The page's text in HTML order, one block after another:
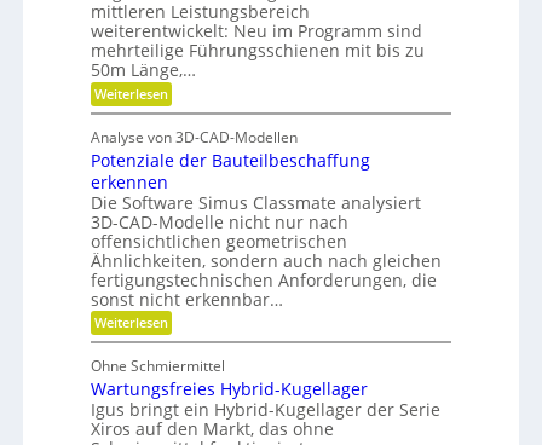
d
P
l
a
t
z
b
u
n
d
H
a
u
l
i
k
i
m
V
e
r
g
a
t
u
r
e
t
e
h
n
i
k
t
s
t
o
f
f
a
f
ä
l
l
e
v
e
r
m
e
i
mittleren Leistungsbereich
weiterentwickelt: Neu im Programm sind
mehrteilige Führungsschienen mit bis zu
50m Länge,…
Weiterlesen:
F
r
m
r
F
l
e
x
i
b
i
l
i
t
ä
t
Analyse von 3D-CAD-Modellen
Potenziale der Bauteilbeschaffung
erkennen
Die Software Simus Classmate analysiert
3D-CAD-Modelle nicht nur nach
offensichtlichen geometrischen
Ähnlichkeiten, sondern auch nach gleichen
fertigungstechnischen Anforderungen, die
sonst nicht erkennbar…
Weiterlesen:
P
t
e
n
z
i
Ohne Schmiermittel
Wartungsfreies Hybrid-Kugellager
Igus bringt ein Hybrid-Kugellager der Serie
Xiros auf den Markt, das ohne